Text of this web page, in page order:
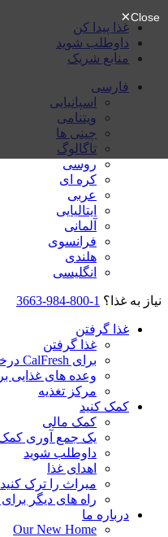
غذا پیدا کن
داوطلب شوید
منابع شریک
فارسی
اسپانیایی
ویتنامی
چینی ها
تاگالوگ
روسی
کره ای
عربی
ایتالیایی
آلمانی
فرانسوی
هلندی
انگلیسی
نیاز به غذا؟ 1-800-984-3663
غذا گرفتن
غذا گرفتن
برای CalFresh درخواست دهید
وعده های غذایی
مرکز تغذیه
کمک کنید
کمک مالی
یک جمع آوری
داوطلب شوید
اهدای غذا
میراث را ترک کنید
راه های دیگر
درباره ما
Our New Home